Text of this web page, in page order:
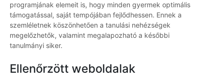
programjának elemeit is, hogy minden gyermek optimális
támogatással, saját tempójában fejlődhessen. Ennek a
szemléletnek köszönhetően a tanulási nehézségek
megelőzhetők, valamint megalapozható a későbbi
tanulmányi siker.
Ellenőrzött weboldalak